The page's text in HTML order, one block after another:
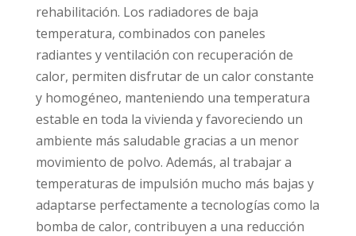
rehabilitación. Los radiadores de baja
temperatura, combinados con paneles
radiantes y ventilación con recuperación de
calor, permiten disfrutar de un calor constante
y homogéneo, manteniendo una temperatura
estable en toda la vivienda y favoreciendo un
ambiente más saludable gracias a un menor
movimiento de polvo. Además, al trabajar a
temperaturas de impulsión mucho más bajas y
adaptarse perfectamente a tecnologías como la
bomba de calor, contribuyen a una reducción